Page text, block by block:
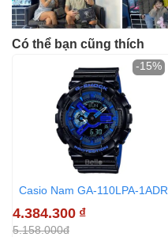
Có thể bạn cũng thích
Casio Nam GA-110LPA-1ADR
4.384.300 ₫
5.158.000đ
-15%